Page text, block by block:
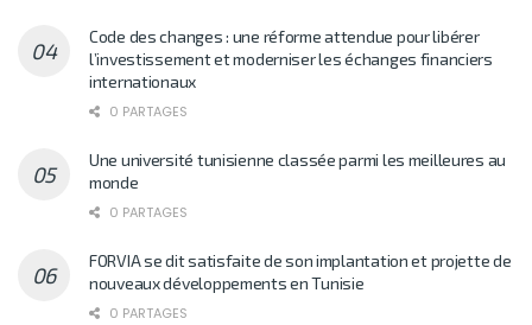
Code des changes : une réforme attendue pour libérer
l’investissement et moderniser les échanges financiers
internationaux
0 PARTAGES
Une université tunisienne classée parmi les meilleures au
monde
0 PARTAGES
FORVIA se dit satisfaite de son implantation et projette de
nouveaux développements en Tunisie
0 PARTAGES